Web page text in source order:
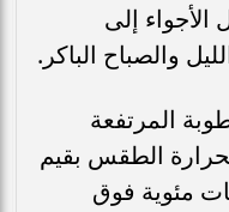
الأجواء إلى
والصباح الباكر.
المرتفعة
الطقس بقيم
مئوية فوق